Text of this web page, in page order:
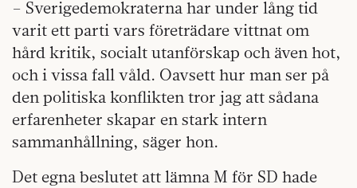
– Sverigedemokraterna har under lång tid
varit ett parti vars företrädare vittnat om
hård kritik, socialt utanförskap och även hot,
och i vissa fall våld. Oavsett hur man ser på
den politiska konflikten tror jag att sådana
erfarenheter skapar en stark intern
sammanhållning, säger hon.
Det egna beslutet att lämna M för SD hade